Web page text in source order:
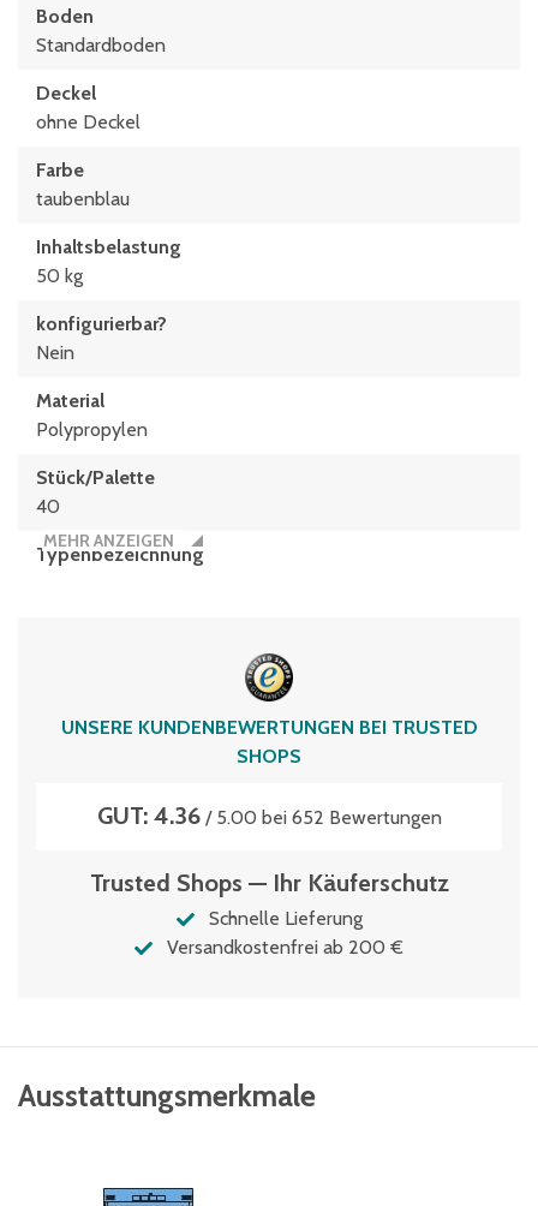
Boden
Standardboden
Deckel
ohne Deckel
Farbe
taubenblau
Inhaltsbelastung
50 kg
konfigurierbar?
Nein
Material
Polypropylen
Stück/Palette
40
Typen­be­zeich­nung
MEHR ANZEIGEN
UNSERE KUNDENBEWERTUNGEN BEI TRUSTED
SHOPS
GUT: 4.36/ 5.00 bei 652 Bewertungen
Trusted Shops — Ihr Käuferschutz
Schnelle Lieferung
Versandkostenfrei ab 200 €
Ausstattungsmerkmale